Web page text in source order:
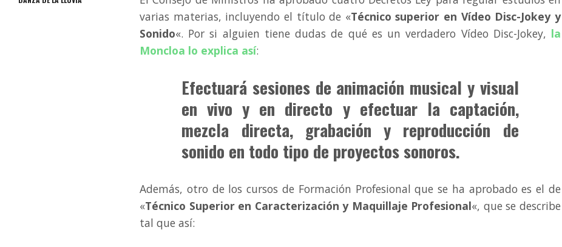
varias materias, incluyendo el título de «Técnico superior en Vídeo Disc-Jokey y
Sonido«. Por si alguien tiene dudas de qué es un verdadero Vídeo Disc-Jokey, la
Moncloa lo explica así:
Efectuará sesiones de animación musical y visual
en vivo y en directo y efectuar la captación,
mezcla directa, grabación y reproducción de
sonido en todo tipo de proyectos sonoros.
Además, otro de los cursos de Formación Profesional que se ha aprobado es el de
«Técnico Superior en Caracterización y Maquillaje Profesional«, que se describe
tal que así: